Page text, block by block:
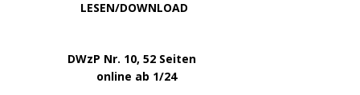
LESEN/DOWNLOAD
DWzP Nr. 10, 52 Seiten
online ab 1/24